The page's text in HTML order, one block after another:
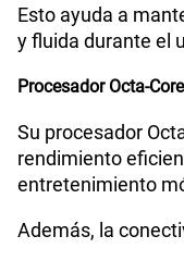
Esto ayuda a
y fluida durante el
Procesador Octa-
Su procesador
rendimiento
entretenimiento
Además, la